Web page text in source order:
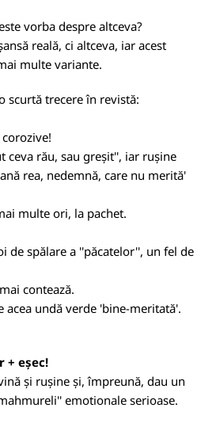
vorba despre altceva?
reală, ci altceva, iar acest
multe variante.
scurtă trecere în revistă:
ceva rău, sau greșit'', iar rușine
rea, nedemnă, care nu merită'
multe ori, la pachet.
de spălare a ''păcatelor'', un fel de
contează.
acea undă verde 'bine-meritată'.
+ eșec!
și rușine și, împreună, dau un
emotionale serioase.